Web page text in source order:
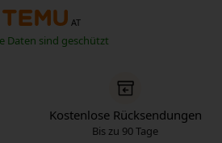
AT
Daten sind geschützt
Kostenlose Rücksendungen
Bis zu 90 Tage